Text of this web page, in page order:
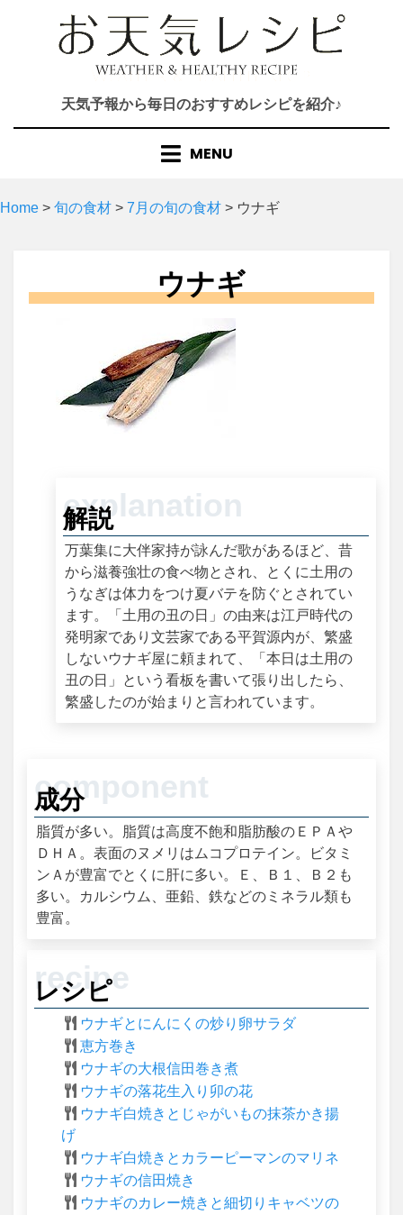
天気予報から毎日のおすすめレシピを紹介♪
MENU
Home > 旬の食材 > 7月の旬の食材 > ウナギ
ウナギ
解説
万葉集に大伴家持が詠んだ歌があるほど、昔
から滋養強壮の食べ物とされ、とくに土用の
うなぎは体力をつけ夏バテを防ぐとされてい
ます。「土用の丑の日」の由来は江戸時代の
発明家であり文芸家である平賀源内が、繁盛
しないウナギ屋に頼まれて、「本日は土用の
丑の日」という看板を書いて張り出したら、
繁盛したのが始まりと言われています。
成分
脂質が多い。脂質は高度不飽和脂肪酸のＥＰＡや
ＤＨＡ。表面のヌメリはムコプロテイン。ビタミ
ンＡが豊富でとくに肝に多い。Ｅ、Ｂ１、Ｂ２も
多い。カルシウム、亜鉛、鉄などのミネラル類も
豊富。
レシピ
ウナギとにんにくの炒り卵サラダ
恵方巻き
ウナギの大根信田巻き煮
ウナギの落花生入り卯の花
ウナギ白焼きとじゃがいもの抹茶かき揚
げ
ウナギ白焼きとカラーピーマンのマリネ
ウナギの信田焼き
ウナギのカレー焼きと細切りキャベツの